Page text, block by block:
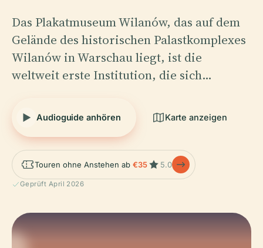
Das Plakatmuseum Wilanów, das auf dem
Gelände des historischen Palastkomplexes
Wilanów in Warschau liegt, ist die
weltweit erste Institution, die sich…
Audioguide anhören Karte anzeigen
Touren ohne Anstehen ab €35 5.0
Geprüft April 2026